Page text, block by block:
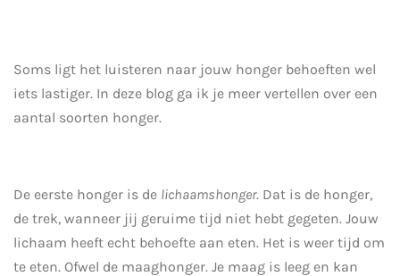
Soms ligt het luisteren naar jouw honger behoeften wel
iets lastiger. In deze blog ga ik je meer vertellen over een
aantal soorten honger.
De eerste honger is de lichaamshonger. Dat is de honger,
de trek, wanneer jij geruime tijd niet hebt gegeten. Jouw
lichaam heeft echt behoefte aan eten. Het is weer tijd om
te eten. Ofwel de maaghonger. Je maag is leeg en kan